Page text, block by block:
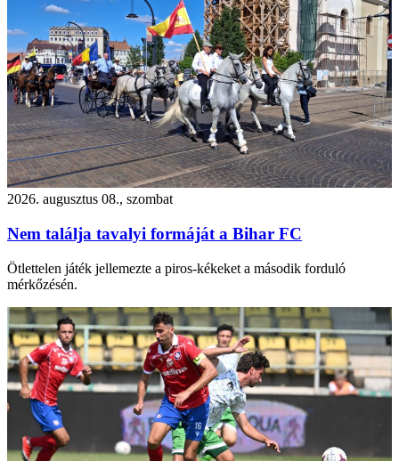
2026. augusztus 08., szombat
Nem találja tavalyi formáját a Bihar FC
Ötlettelen játék jellemezte a piros-kékeket a második forduló
mérkőzésén.